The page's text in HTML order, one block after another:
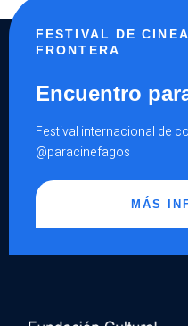
FESTIVAL DE
FRONTERA
Encuentro
Festival internacional de
@paracinefagos
MÁS